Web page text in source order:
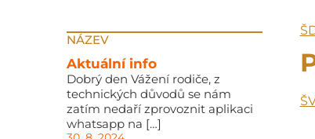
NÁZEV
Aktuální info
Dobrý den Vážení rodiče, z
technických důvodů se nám
zatím nedaří zprovoznit aplikaci
whatsapp na […]